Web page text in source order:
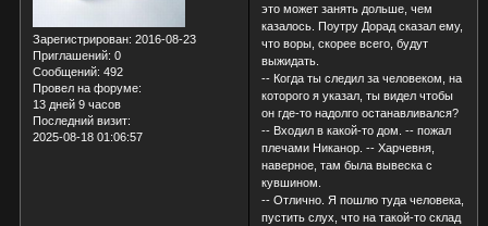
Зарегистрирован: 2016-08-23
Приглашений: 0
Сообщений: 492
Провел на форуме:
13 дней 9 часов
Последний визит:
2025-08-18 01:06:57
это может занять дольше, чем
казалось. Поутру Дорад сказал ему,
что воры, скорее всего, будут
выжидать.
-- Когда ты следил за человеком, на
которого я указал, ты видел чтобы
он где-то надолго останавливался?
-- Входил в какой-то дом. -- пожал
плечами Никанор. -- Харчевня,
наверное, там была вывеска с
кувшином.
-- Отлично. Я пошлю туда человека,
пустить слух, что на такой-то склад